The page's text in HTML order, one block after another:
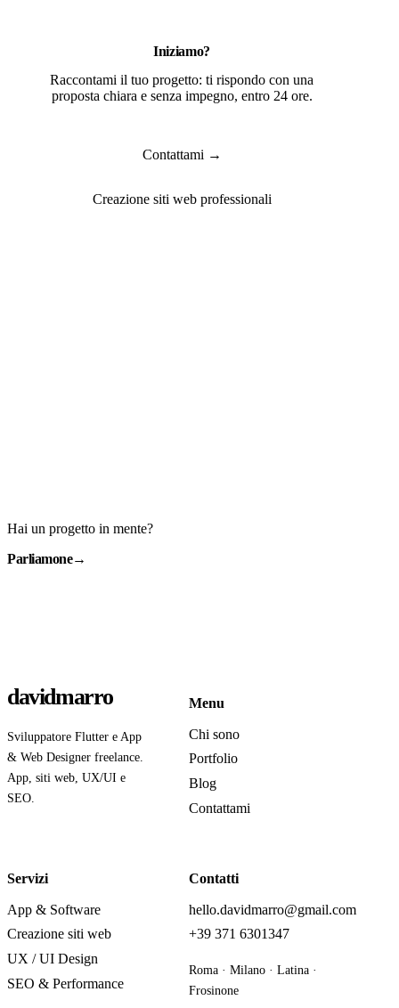
Iniziamo?
Raccontami il tuo progetto: ti rispondo con una
proposta chiara e senza impegno, entro 24 ore.
Contattami →
Creazione siti web professionali
Hai un progetto in mente?
Parliamone→
davidmarro
Sviluppatore Flutter e App
& Web Designer freelance.
App, siti web, UX/UI e
SEO.
Menu
Chi sono
Portfolio
Blog
Contattami
Servizi
App & Software
Creazione siti web
UX / UI Design
SEO & Performance
Contatti
hello.davidmarro@gmail.com
+39 371 6301347
Roma · Milano · Latina ·
Frosinone